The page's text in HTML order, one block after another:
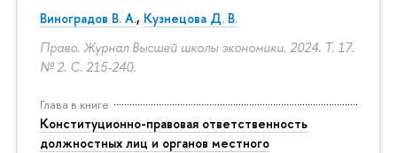
Виноградов В. А., Кузнецова Д. В.
Право. Журнал Высшей школы экономики. 2024. Т. 17.
№ 2. С. 215-240.
Глава в книге
Конституционно-правовая ответственность
должностных лиц и органов местного